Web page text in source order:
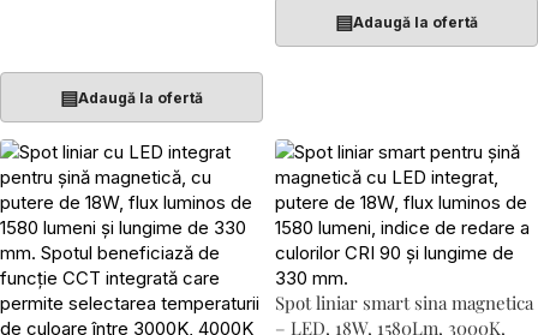
▤Adaugă la ofertă
▤Adaugă la ofertă
Spot liniar smart sina magnetica
– LED, 18W, 1580Lm, 3000K,